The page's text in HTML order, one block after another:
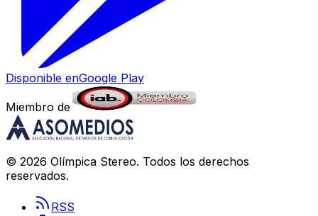
Disponible enGoogle Play
Miembro de
© 2026 Olímpica Stereo. Todos los derechos
reservados.
RSS